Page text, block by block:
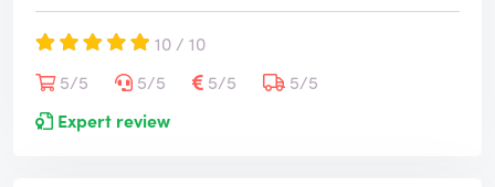
10 / 10
5/5
5/5 5/5
5/5
Expert review